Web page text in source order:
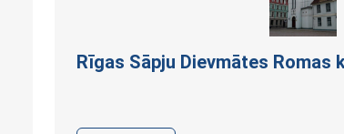
Rīgas Sāpju Dievmātes Romas